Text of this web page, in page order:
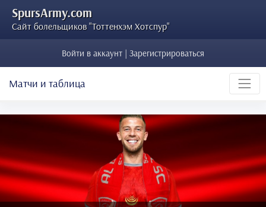
SpursArmy.com
Сайт болельщиков "Тоттенхэм Хотспур"
Войти в аккаунт | Зарегистрироваться
Матчи и таблица